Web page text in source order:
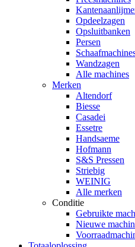
Opdeelzagen
Opsluitbanken
Persen
Wandzagen
Alle machines
Merken
Altendorf
Biesse
Casadei
Essetre
Handsaeme
Hofmann
S&S Pressen
Striebig
WEINIG
Alle merken
Conditie
Gebruikte
Nieuwe